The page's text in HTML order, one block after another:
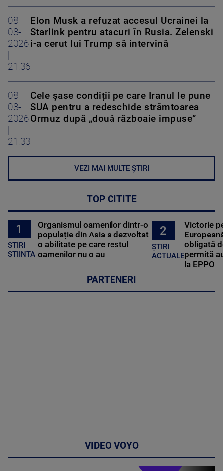
08-
08-
2026
21:36
Elon Musk a refuzat accesul Ucrainei la
Starlink pentru atacuri în Rusia. Zelenski
i-a cerut lui Trump să intervină
08-
08-
2026
21:33
Cele șase condiții pe care Iranul le pune
SUA pentru a redeschide strâmtoarea
Ormuz după „două războaie impuse”
VEZI MAI MULTE ȘTIRI
TOP CITITE
1
STIRI
STIINTA
Organismul oamenilor dintr-o
populație din Asia a dezvoltat
o abilitate pe care restul
oamenilor nu o au
2
ȘTIRI
ACTUALE
Victorie
obligată
permită
la EPPO
PARTENERI
VIDEO VOYO